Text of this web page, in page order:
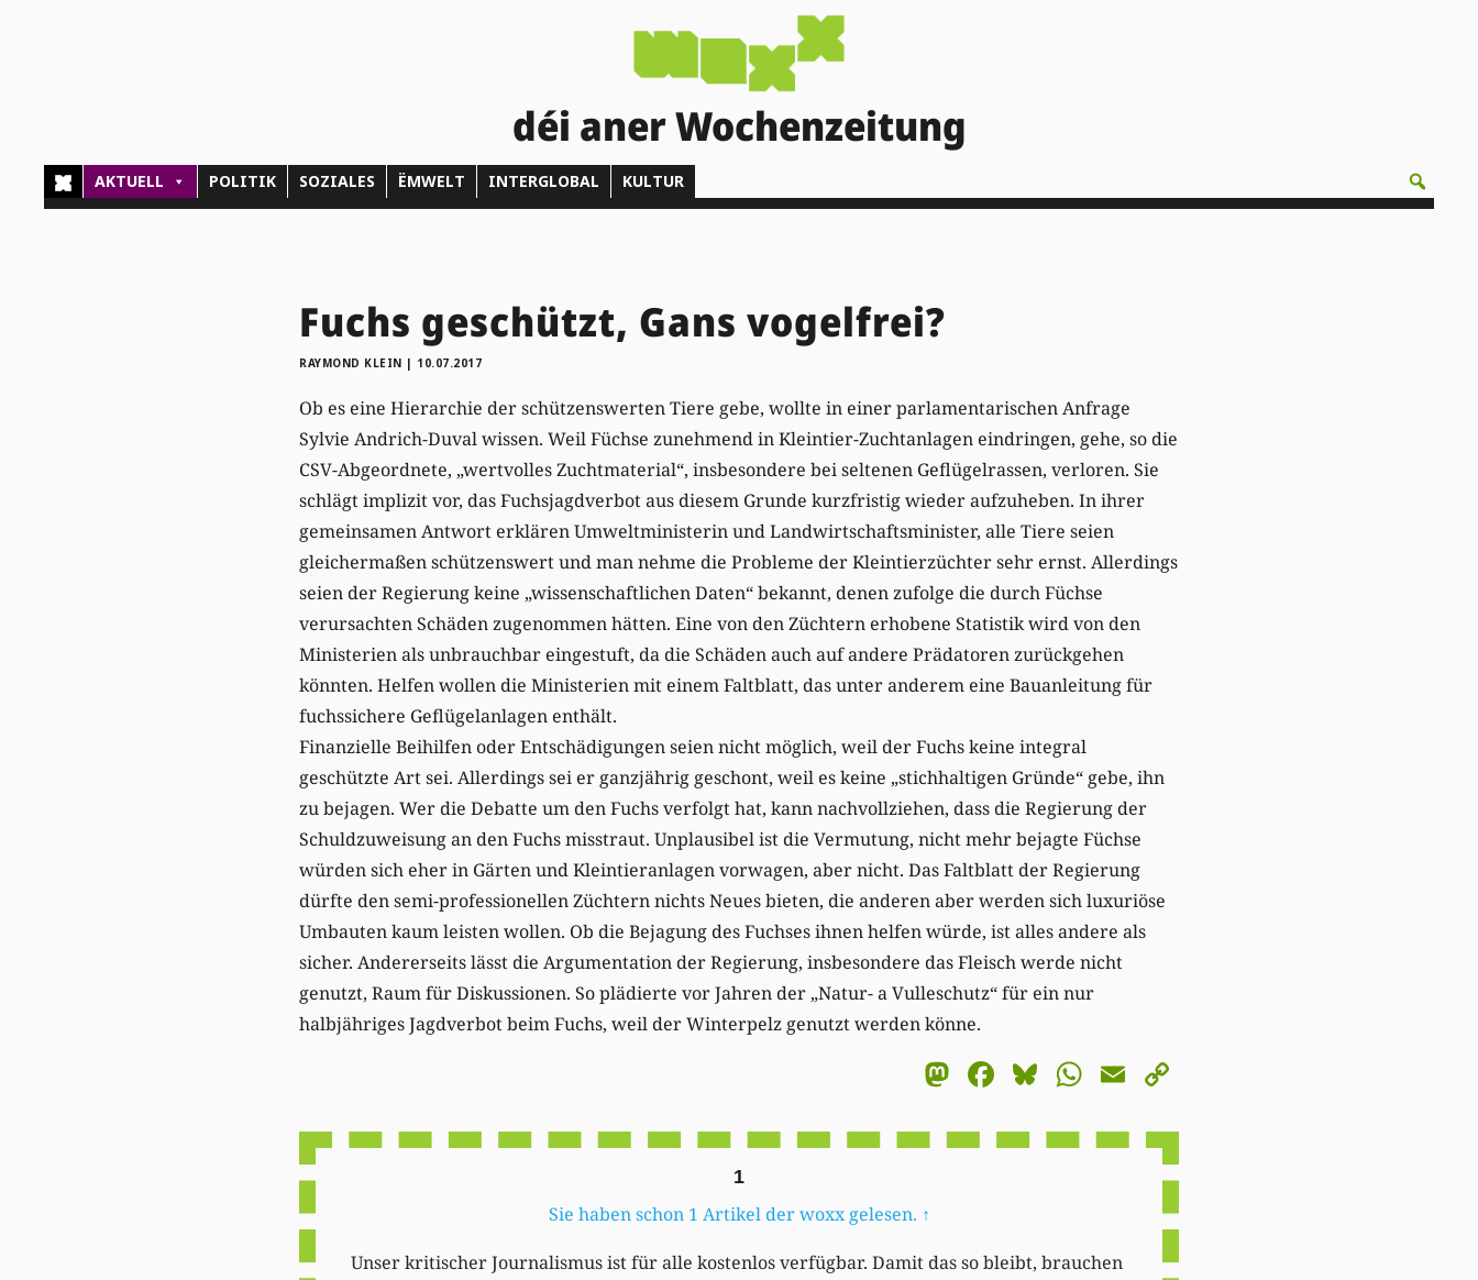
déi aner Wochenzeitung
AKTUELL POLITIK SOZIALES ËMWELT INTERGLOBAL KULTUR
Fuchs geschützt, Gans vogelfrei?
RAYMOND KLEIN | 10.07.2017
Ob es eine Hierarchie der schützenswerten Tiere gebe, wollte in einer parlamentarischen Anfrage
Sylvie Andrich-Duval wissen. Weil Füchse zunehmend in Kleintier-Zuchtanlagen eindringen, gehe, so die
CSV-Abgeordnete, „wertvolles Zuchtmaterial“, insbesondere bei seltenen Geflügelrassen, verloren. Sie
schlägt implizit vor, das Fuchsjagdverbot aus diesem Grunde kurzfristig wieder aufzuheben. In ihrer
gemeinsamen Antwort erklären Umweltministerin und Landwirtschaftsminister, alle Tiere seien
gleichermaßen schützenswert und man nehme die Probleme der Kleintierzüchter sehr ernst. Allerdings
seien der Regierung keine „wissenschaftlichen Daten“ bekannt, denen zufolge die durch Füchse
verursachten Schäden zugenommen hätten. Eine von den Züchtern erhobene Statistik wird von den
Ministerien als unbrauchbar eingestuft, da die Schäden auch auf andere Prädatoren zurückgehen
könnten. Helfen wollen die Ministerien mit einem Faltblatt, das unter anderem eine Bauanleitung für
fuchssichere Geflügelanlagen enthält.
Finanzielle Beihilfen oder Entschädigungen seien nicht möglich, weil der Fuchs keine integral
geschützte Art sei. Allerdings sei er ganzjährig geschont, weil es keine „stichhaltigen Gründe“ gebe, ihn
zu bejagen. Wer die Debatte um den Fuchs verfolgt hat, kann nachvollziehen, dass die Regierung der
Schuldzuweisung an den Fuchs misstraut. Unplausibel ist die Vermutung, nicht mehr bejagte Füchse
würden sich eher in Gärten und Kleintieranlagen vorwagen, aber nicht. Das Faltblatt der Regierung
dürfte den semi-professionellen Züchtern nichts Neues bieten, die anderen aber werden sich luxuriöse
Umbauten kaum leisten wollen. Ob die Bejagung des Fuchses ihnen helfen würde, ist alles andere als
sicher. Andererseits lässt die Argumentation der Regierung, insbesondere das Fleisch werde nicht
genutzt, Raum für Diskussionen. So plädierte vor Jahren der „Natur- a Vulleschutz“ für ein nur
halbjähriges Jagdverbot beim Fuchs, weil der Winterpelz genutzt werden könne.
Mastodon
Facebook
Bluesky
WhatsApp
Email
1
Sie haben schon 1 Artikel der woxx gelesen. ↑
Unser kritischer Journalismus ist für alle kostenlos verfügbar. Damit das so bleibt, brauchen